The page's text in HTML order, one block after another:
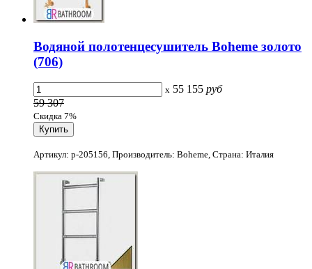
Водяной полотенцесушитель Boheme золото
(706)
x 55 155 руб
59 307
Скидка 7%
Артикул: p-205156, Производитель: Boheme, Страна: Италия